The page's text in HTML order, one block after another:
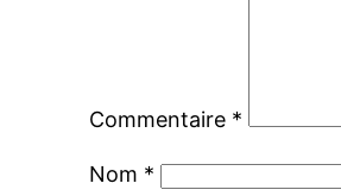
Commentaire *
Nom *